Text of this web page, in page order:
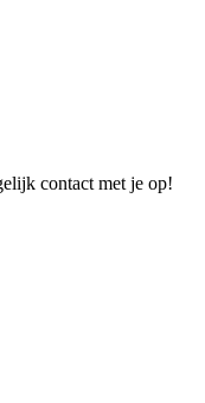
contact met je op!